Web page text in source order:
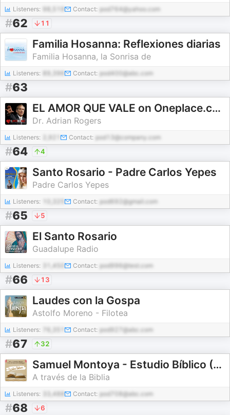
Listeners: Contact: pod764@yahoo.com
#62 11
Familia Hosanna: Reflexiones diarias
Familia Hosanna, la Sonrisa de
Listeners: Contact: pod400@abc.com
#63
EL AMOR QUE VALE on Oneplace.com
Dr. Adrian Rogers
Listeners: Contact: pod13@company.com
#64 4
Santo Rosario - Padre Carlos Yepes
Padre Carlos Yepes
Listeners: Contact: pod692@gmail.com
#65 5
El Santo Rosario
Guadalupe Radio
Listeners: 31,450 Contact: pod996@test.com
#66 13
Laudes con la Gospa
Astolfo Moreno - Filotea
Listeners: Contact: pod927@abc.com
#67 32
Samuel Montoya - Estudio Bíblico (Oficial)
A través de la Biblia
Listeners: 33,488 Contact: pod708@abc.com
#68 6